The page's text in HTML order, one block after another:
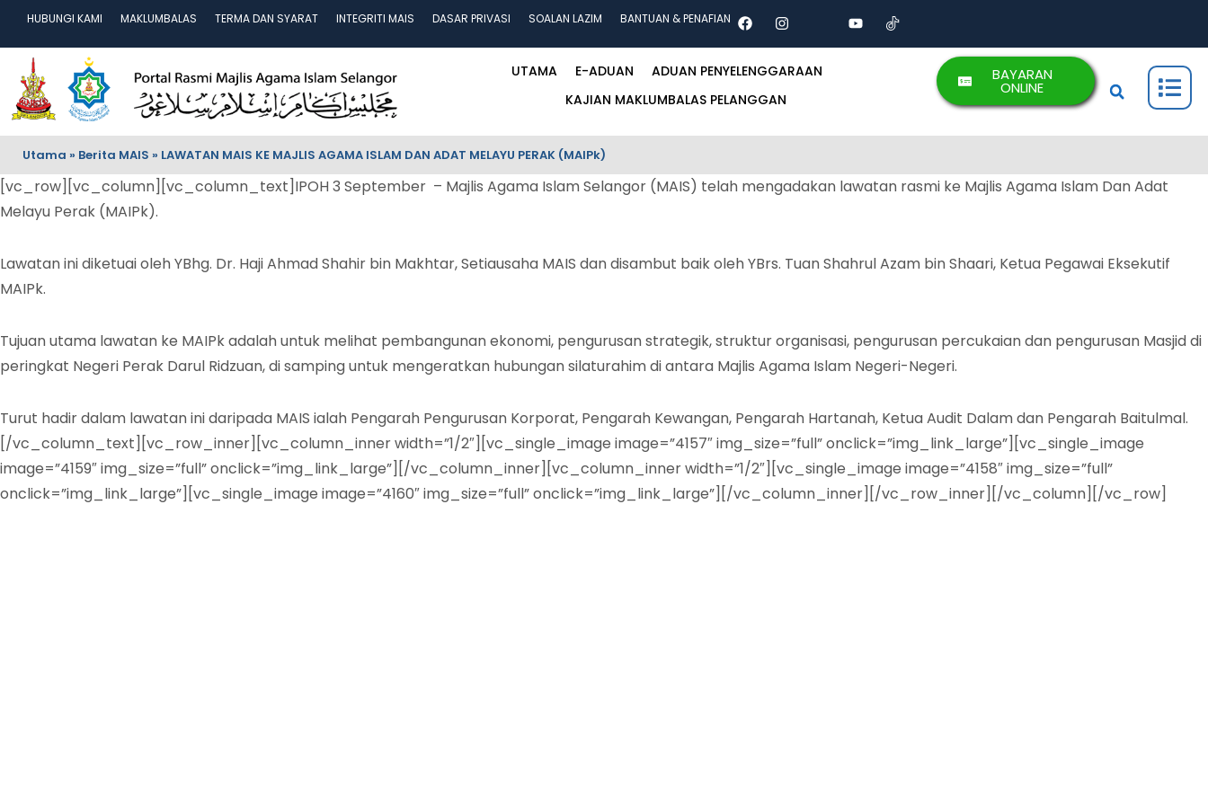
HUBUNGI KAMI MAKLUMBALAS TERMA DAN SYARAT INTEGRITI MAIS DASAR PRIVASI SOALAN LAZIM BANTUAN & PENAFIAN
UTAMA E-ADUAN
ADUAN PENYELENGGARAAN
KAJIAN MAKLUMBALAS PELANGGAN
BAYARAN
ONLINE
Utama » Berita MAIS » LAWATAN MAIS KE MAJLIS AGAMA ISLAM DAN ADAT MELAYU PERAK (MAIPk)
[vc_row][vc_column][vc_column_text]IPOH 3 September – Majlis Agama Islam Selangor (MAIS) telah mengadakan lawatan rasmi ke Majlis Agama Islam Dan Adat
Melayu Perak (MAIPk).
Lawatan ini diketuai oleh YBhg. Dr. Haji Ahmad Shahir bin Makhtar, Setiausaha MAIS dan disambut baik oleh YBrs. Tuan Shahrul Azam bin Shaari, Ketua Pegawai Eksekutif
MAIPk.
Tujuan utama lawatan ke MAIPk adalah untuk melihat pembangunan ekonomi, pengurusan strategik, struktur organisasi, pengurusan percukaian dan pengurusan Masjid di
peringkat Negeri Perak Darul Ridzuan, di samping untuk mengeratkan hubungan silaturahim di antara Majlis Agama Islam Negeri-Negeri.
Turut hadir dalam lawatan ini daripada MAIS ialah Pengarah Pengurusan Korporat, Pengarah Kewangan, Pengarah Hartanah, Ketua Audit Dalam dan Pengarah Baitulmal.
[/vc_column_text][vc_row_inner][vc_column_inner width=”1/2″][vc_single_image image=”4157″ img_size=”full” onclick=”img_link_large”][vc_single_image
image=”4159″ img_size=”full” onclick=”img_link_large”][/vc_column_inner][vc_column_inner width=”1/2″][vc_single_image image=”4158″ img_size=”full”
onclick=”img_link_large”][vc_single_image image=”4160″ img_size=”full” onclick=”img_link_large”][/vc_column_inner][/vc_row_inner][/vc_column][/vc_row]